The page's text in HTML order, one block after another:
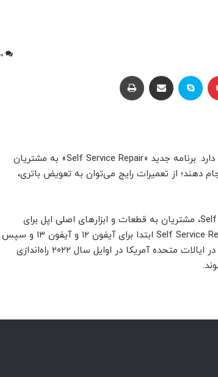
0
اپل اطلاعیه بزرگی برای صنعت تعمیر دستگاه‌های هوشمند دارد. برنامه جدید «Self Service Repair» به مشتریان
دهند؛ از تعمیرات رایج می‌توان به تعویض باتری،
، از طریق برنامه جدید Self Service Repair، مشتریان به قطعات و ابزارهای اصلی اپل برای
تکمیل تعمیرات دسترسی خواهند داشت. اپل می‌گوید Self Service Repair ابتدا برای آیفون ۱۲ و آیفون ۱۳ و سپس
در دسترس قرار خواهد گرفت. این برنامه ابتدا در ایالات متحده آمریکا در اوایل سال ۲۰۲۲ راه‌اندازی